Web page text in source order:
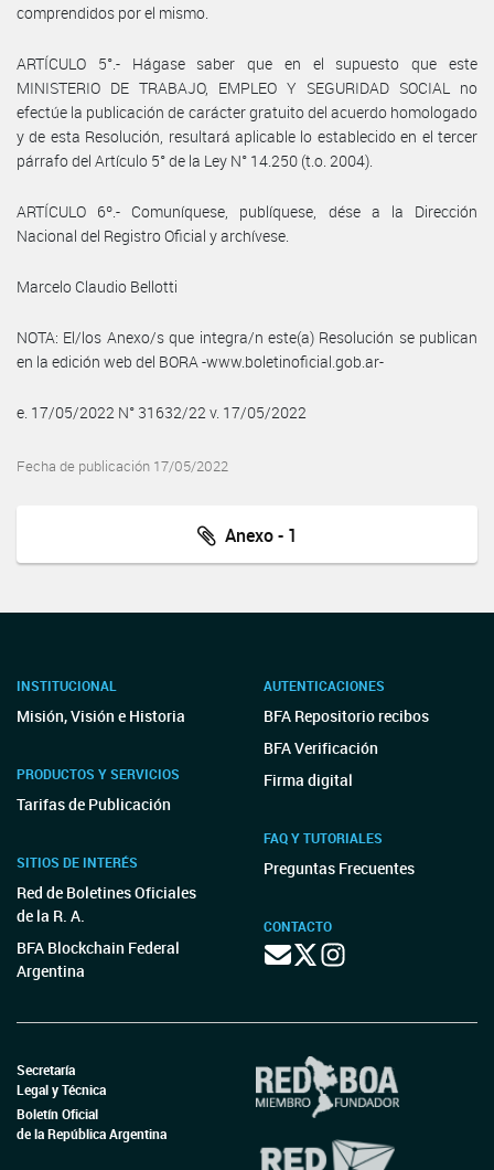
comprendidos por el mismo.
ARTÍCULO 5°.- Hágase saber que en el supuesto que este
MINISTERIO DE TRABAJO, EMPLEO Y SEGURIDAD SOCIAL no
efectúe la publicación de carácter gratuito del acuerdo homologado
y de esta Resolución, resultará aplicable lo establecido en el tercer
párrafo del Artículo 5° de la Ley N° 14.250 (t.o. 2004).
ARTÍCULO 6º.- Comuníquese, publíquese, dése a la Dirección
Nacional del Registro Oficial y archívese.
Marcelo Claudio Bellotti
NOTA: El/los Anexo/s que integra/n este(a) Resolución se publican
en la edición web del BORA -www.boletinoficial.gob.ar-
e. 17/05/2022 N° 31632/22 v. 17/05/2022
Fecha de publicación 17/05/2022
Anexo - 1
INSTITUCIONAL
Misión, Visión e Historia
PRODUCTOS Y SERVICIOS
Tarifas de Publicación
SITIOS DE INTERÉS
Red de Boletines Oficiales
de la R. A.
BFA Blockchain Federal
Argentina
AUTENTICACIONES
BFA Repositorio recibos
BFA Verificación
Firma digital
FAQ Y TUTORIALES
Preguntas Frecuentes
CONTACTO
Secretaría
Legal y Técnica
Boletín Oficial
de la República Argentina